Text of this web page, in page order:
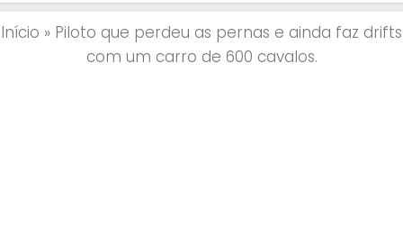
Início » Piloto que perdeu as pernas e ainda faz drifts
com um carro de 600 cavalos.